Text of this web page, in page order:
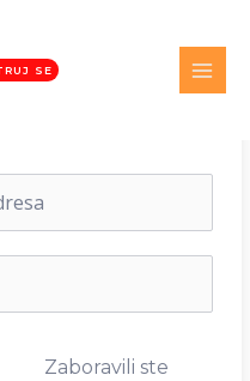
SE
Zaboravili ste